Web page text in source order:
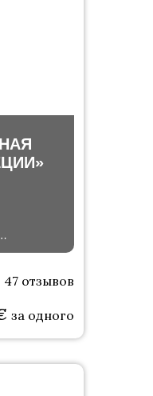
47 отзывов
за одного